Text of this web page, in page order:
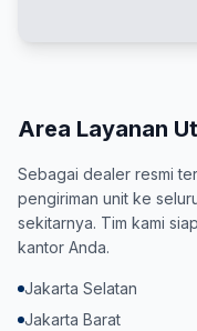
Area Layanan
Sebagai dealer resmi
pengiriman unit ke
sekitarnya. Tim kami
kantor Anda.
Jakarta Selatan
Jakarta Barat